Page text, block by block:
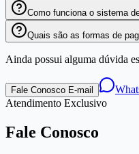
Como funciona o sistema
Quais são as formas de
Ainda possui alguma dúvida
Fale Conosco E-mail
Atendimento Exclusivo
Fale Conosco